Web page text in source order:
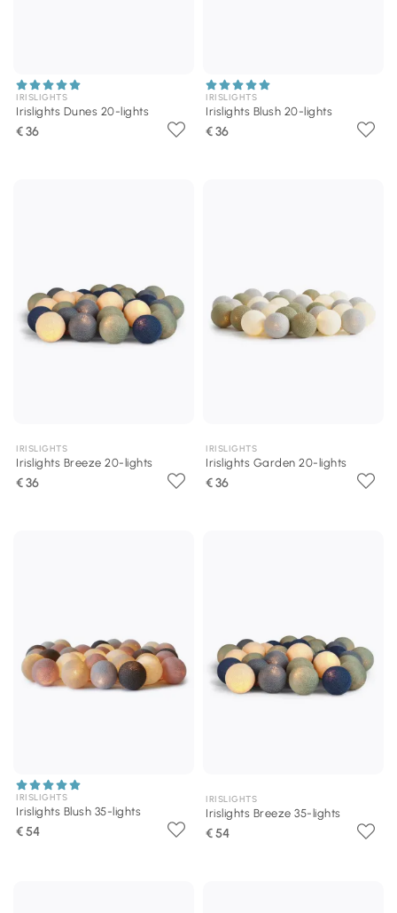
IRISLIGHTS
Irislights Dunes 20-lights
€ 36
IRISLIGHTS
Irislights Blush 20-lights
€ 36
IRISLIGHTS
Irislights Breeze 20-lights
€ 36
IRISLIGHTS
Irislights Garden 20-lights
€ 36
IRISLIGHTS
Irislights Blush 35-lights
€ 54
IRISLIGHTS
Irislights Breeze 35-lights
€ 54